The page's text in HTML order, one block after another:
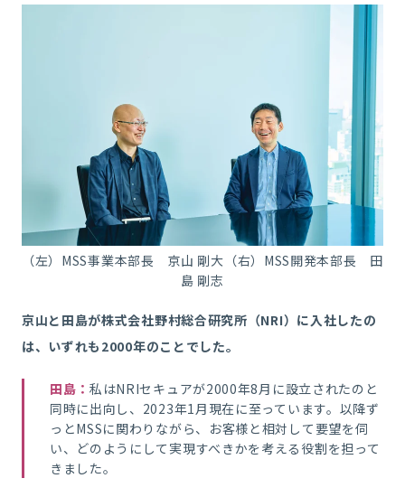
（左）MSS事業本部長 京山 剛大（右）MSS開発本部長 田
島 剛志
京山と田島が株式会社野村総合研究所（NRI）に入社したの
は、いずれも2000年のことでした。
田島 ： 私はNRIセキュアが2000年8月に設立されたのと
同時に出向し、2023年1月現在に至っています。以降ず
っとMSSに関わりながら、お客様と相対して要望を伺
い、どのようにして実現すべきかを考える役割を担って
きました。